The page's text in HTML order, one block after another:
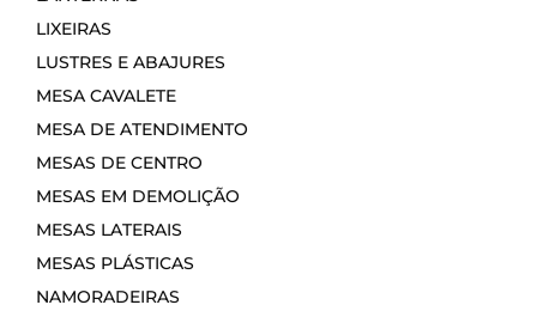
LIXEIRAS
LUSTRES E ABAJURES
MESA CAVALETE
MESA DE ATENDIMENTO
MESAS DE CENTRO
MESAS EM DEMOLIÇÃO
MESAS LATERAIS
MESAS PLÁSTICAS
NAMORADEIRAS